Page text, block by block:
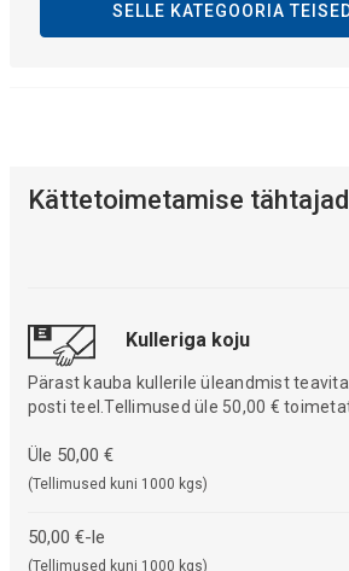
SELLE KATEGOORIA
Kättetoimetamise tähtajad
Kulleriga koju
Pärast kauba kullerile üleandmist
posti teel.Tellimused üle 50,00 €
Üle 50,00 €
(Tellimused kuni 1000 kgs)
50,00 €-le
(Tellimused kuni 1000 kgs)